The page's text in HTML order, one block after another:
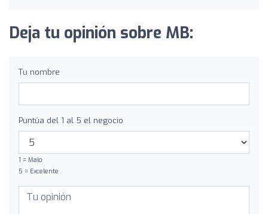
Deja tu opinión sobre MB:
Tu nombre
Puntúa del 1 al 5 el negocio
1 = Malo
5 = Excelente